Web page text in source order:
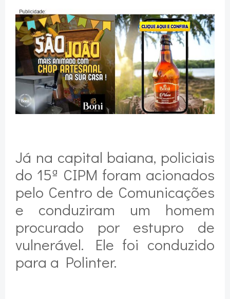
Já na capital baiana, policiais
do 15ª CIPM foram acionados
pelo Centro de Comunicações
e conduziram um homem
procurado por estupro de
vulnerável. Ele foi conduzido
para a Polinter.